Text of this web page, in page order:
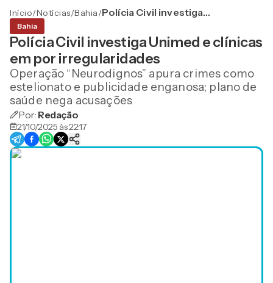
Início/Notícias/Bahia/Polícia Civil investiga
irregularidades
Bahia
Polícia Civil investiga Unimed e clínicas
em por irregularidades
Operação “Neurodignos” apura crimes como
estelionato e publicidade enganosa; plano de
saúde nega acusações
Por: Redação
21/10/2025 às 22:17